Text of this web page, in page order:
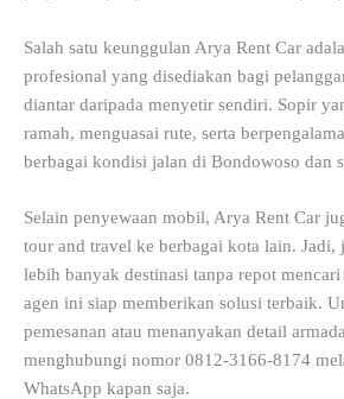
Salah satu keunggulan Arya Rent Car
profesional yang disediakan bagi
diantar daripada menyetir sendiri. Sopir
ramah, menguasai rute, serta
berbagai kondisi jalan di Bondowoso dan
Selain penyewaan mobil, Arya Rent Car
tour and travel ke berbagai kota lain.
lebih banyak destinasi tanpa repot
agen ini siap memberikan solusi terbaik.
pemesanan atau menanyakan detail
menghubungi nomor 0812-3166-8174
WhatsApp kapan saja.